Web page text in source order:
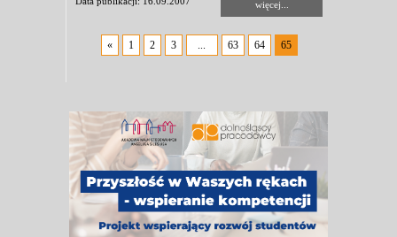
więcej...
« 1 2 3 ... 63 64 65